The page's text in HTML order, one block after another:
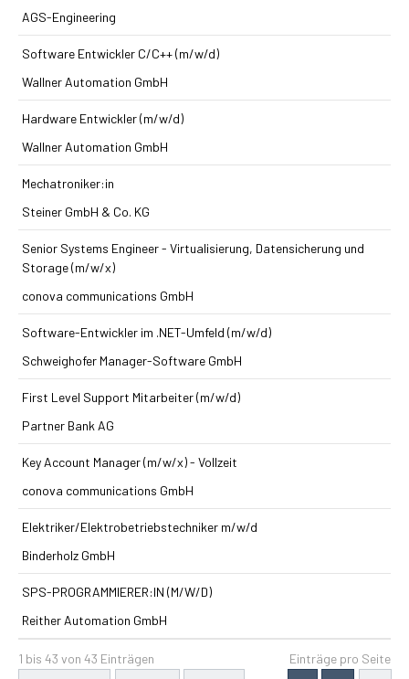
AGS-Engineering
Software Entwickler C/C++ (m/w/d)
Wallner Automation GmbH
Hardware Entwickler (m/w/d)
Wallner Automation GmbH
Mechatroniker:in
Steiner GmbH & Co. KG
Senior Systems Engineer - Virtualisierung, Datensicherung und
Storage (m/w/x)
conova communications GmbH
Software-Entwickler im .NET-Umfeld (m/w/d)
Schweighofer Manager-Software GmbH
First Level Support Mitarbeiter (m/w/d)
Partner Bank AG
Key Account Manager (m/w/x) - Vollzeit
conova communications GmbH
Elektriker/Elektrobetriebstechniker m/w/d
Binderholz GmbH
SPS-PROGRAMMIERER:IN (M/W/D)
Reither Automation GmbH
1 bis 43 von 43 Einträgen
Einträge pro Seite